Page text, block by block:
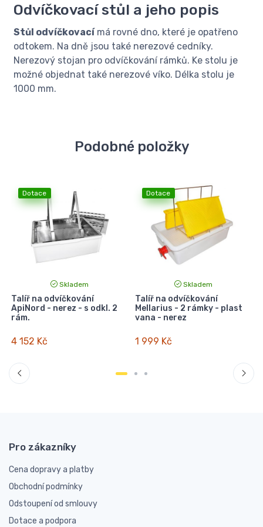
Odvíčkovací stůl a jeho popis
Stůl odvíčkovacímá rovné dno, které je opatřeno
odtokem. Na dně jsou také nerezové cedníky.
Nerezový stojan pro odvíčkování rámků. Ke stolu je
možné objednat také nerezové víko. Délka stolu je
1000 mm.
Podobné položky
Dotace
Skladem
Talíř na odvíčkování
ApiNord - nerez - s odkl. 2
rám.
4 152 Kč
Dotace
Skladem
Talíř na odvíčkování
Mellarius - 2 rámky - plast
vana - nerez
1 999 Kč
Pro zákazníky
Cena dopravy a platby
Obchodní podmínky
Odstoupení od smlouvy
Dotace a podpora